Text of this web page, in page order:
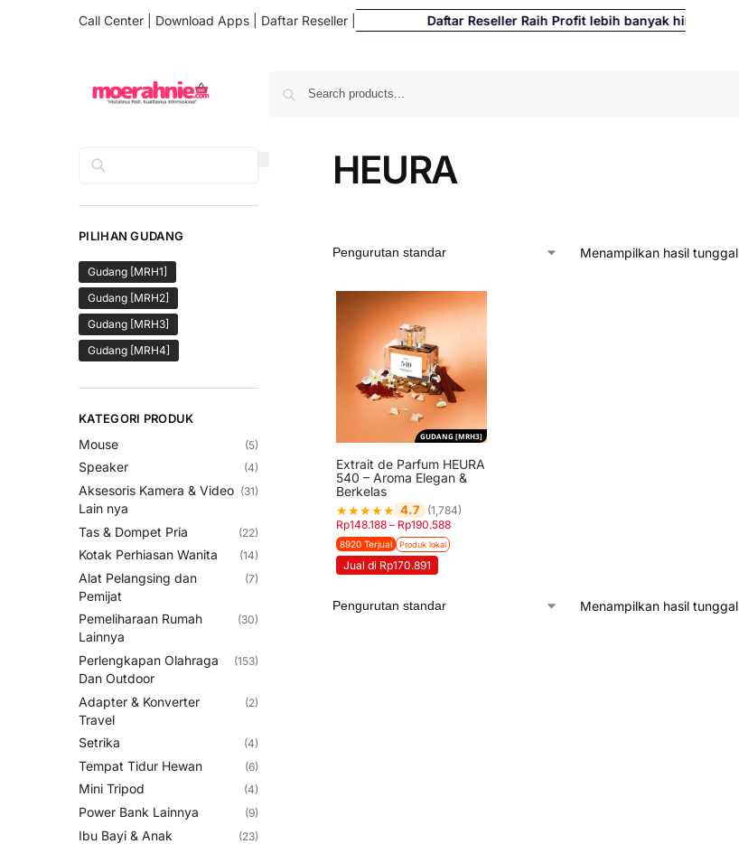
Call Center Download Apps Daftar Reseller Daftar Reseller Raih Profit lebih banyak hingga 500%
HEURA
Menampilkan hasil tunggal
GUDANG [MRH3]
Extrait de Parfum HEURA
540 – Aroma Elegan &
Berkelas
★★★★★ 4.7
(1,784)
Rp148.188 – Rp190.588
8920 Terjual Produk lokal
Jual di Rp170.891
Menampilkan hasil tunggal
PILIHAN GUDANG
Gudang [MRH1]
Gudang [MRH2]
Gudang [MRH3]
Gudang [MRH4]
KATEGORI PRODUK
Mouse (5)
Speaker (4)
Aksesoris Kamera & Video
Lain nya
(31)
Tas & Dompet Pria (22)
Kotak Perhiasan Wanita (14)
Alat Pelangsing dan
Pemijat
(7)
Pemeliharaan Rumah
Lainnya
(30)
Perlengkapan Olahraga
Dan Outdoor
(153)
Adapter & Konverter
Travel
(2)
Setrika (4)
Tempat Tidur Hewan (6)
Mini Tripod (4)
Power Bank Lainnya (9)
Ibu Bayi & Anak (23)